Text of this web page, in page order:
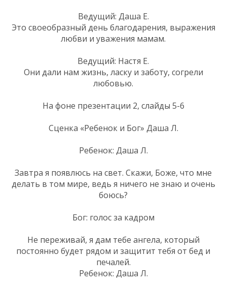
Ведущий: Даша Е.
Это своеобразный день благодарения, выражения
любви и уважения мамам.
Ведущий: Настя Е.
Они дали нам жизнь, ласку и заботу, согрели
любовью.
На фоне презентации 2, слайды 5-6
Сценка «Ребенок и Бог» Даша Л.
Ребенок: Даша Л.
Завтра я появлюсь на свет. Скажи, Боже, что мне
делать в том мире, ведь я ничего не знаю и очень
боюсь?
Бог: голос за кадром
Не переживай, я дам тебе ангела, который
постоянно будет рядом и защитит тебя от бед и
печалей.
Ребенок: Даша Л.